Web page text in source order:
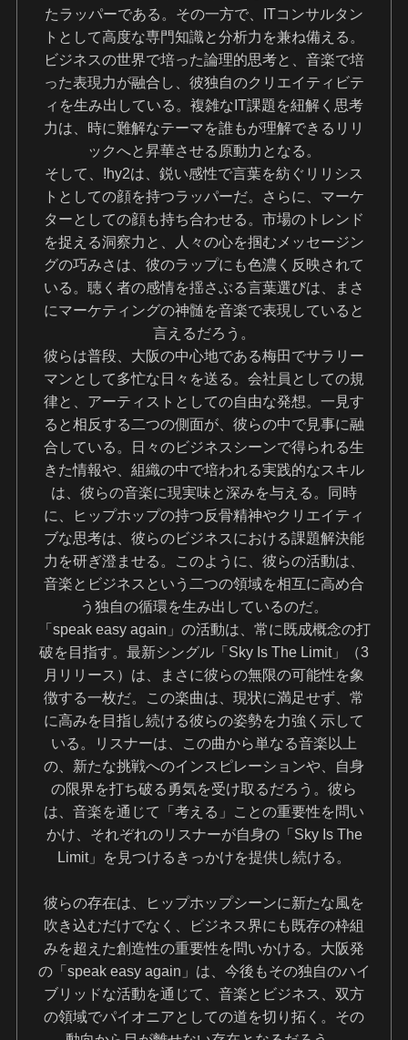
たラッパーである。その一方で、ITコンサルタン
トとして高度な専門知識と分析力を兼ね備える。
ビジネスの世界で培った論理的思考と、音楽で培
った表現力が融合し、彼独自のクリエイティビテ
ィを生み出している。複雑なIT課題を紐解く思考
力は、時に難解なテーマを誰もが理解できるリリ
ックへと昇華させる原動力となる。
そして、!hy2は、鋭い感性で言葉を紡ぐリリシス
トとしての顔を持つラッパーだ。さらに、マーケ
ターとしての顔も持ち合わせる。市場のトレンド
を捉える洞察力と、人々の心を掴むメッセージン
グの巧みさは、彼のラップにも色濃く反映されて
いる。聴く者の感情を揺さぶる言葉選びは、まさ
にマーケティングの神髄を音楽で表現していると
言えるだろう。
彼らは普段、大阪の中心地である梅田でサラリー
マンとして多忙な日々を送る。会社員としての規
律と、アーティストとしての自由な発想。一見す
ると相反する二つの側面が、彼らの中で見事に融
合している。日々のビジネスシーンで得られる生
きた情報や、組織の中で培われる実践的なスキル
は、彼らの音楽に現実味と深みを与える。同時
に、ヒップホップの持つ反骨精神やクリエイティ
ブな思考は、彼らのビジネスにおける課題解決能
力を研ぎ澄ませる。このように、彼らの活動は、
音楽とビジネスという二つの領域を相互に高め合
う独自の循環を生み出しているのだ。
「speak easy again」の活動は、常に既成概念の打
破を目指す。最新シングル「Sky Is The Limit」（3
月リリース）は、まさに彼らの無限の可能性を象
徴する一枚だ。この楽曲は、現状に満足せず、常
に高みを目指し続ける彼らの姿勢を力強く示して
いる。リスナーは、この曲から単なる音楽以上
の、新たな挑戦へのインスピレーションや、自身
の限界を打ち破る勇気を受け取るだろう。彼ら
は、音楽を通じて「考える」ことの重要性を問い
かけ、それぞれのリスナーが自身の「Sky Is The
Limit」を見つけるきっかけを提供し続ける。
彼らの存在は、ヒップホップシーンに新たな風を
吹き込むだけでなく、ビジネス界にも既存の枠組
みを超えた創造性の重要性を問いかける。大阪発
の「speak easy again」は、今後もその独自のハイ
ブリッドな活動を通じて、音楽とビジネス、双方
の領域でパイオニアとしての道を切り拓く。その